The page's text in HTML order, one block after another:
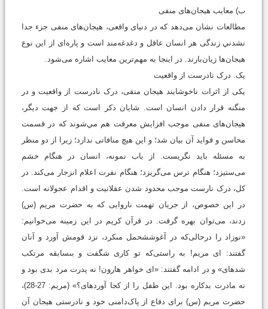
ب‌) معایب هیجان‌های منفی
مطالعات نشان می‌دهد که در دنیای واقعی، هیجان‌های منفی جزء جدا
نشدني زندگی هر انسان عاقل و دغدغه‌مند است و پاره‌ای از این نوع
هیجان‌ها زیان‌بارند. در اینجا به مهم‌ترین معايب اشاره می‌شود.
يک. درک نادرست از واقعیت
یکی از اثرات ناخوشایند هیجان منفی، درک نادرست از واقعیت و در
منگنه قرار دادن انسان است. شایان ‌ذکر است که از جهت دیگر،
هیجان‌های منفی موجب افزایش معرفت هم مي‌شوند که در قسمت
محاسن و فواید آن بیان شد؛ و این هیچ منافاتی ندارد؛ زیرا از دو منظر
به مسئله باید نگریست. از باب نمونه، انسان در هنگام خشم
می‌ستیزد؛ هنگام ترس می‌گریزد؛ هنگام نفرت اعلام انزجار می‌کند. در
کل، درک نارست موجب محدود شدن عقلانیت و اقدام عجولانه است.
در این خصوص، از جریان تهمت ناروايی که به حضرت مریم (س)
زدند، می‌توان بهره گرفت. در قرآن کریم در این زمینه می‌خوانیم:
«نوزاد را درحالی‌که در آغوشش‏حمل مى‏كرد، نزد قومش آورد و آنان
گفتند: اى مريم! به ‌راستی‌که تو کاری شگفت و بى‏سابقه مرتكب
شده‏اى» و در ادامه گفتند: «اى خواهر هارون! نه پدرت مرد بدى بود و
نه مادرت بدكاره بود. اين طفل را از كجا آورده‏اى؟» (مریم: 27-28)،
حضرت مریم (س) برای دفاع از پاک‌دامنی خود و نادرستی هیجان آن